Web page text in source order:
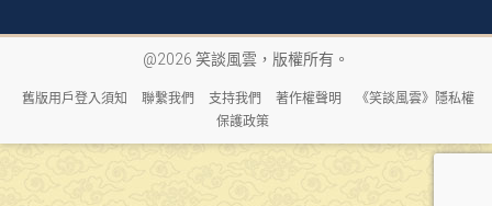
@2026 笑談風雲，版權所有。
舊版用戶登入須知 聯繫我們 支持我們 著作權聲明
《笑談風雲》隱私權
保護政策